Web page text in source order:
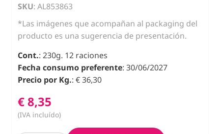
SKU: AL853863
*Las imágenes que acompañan al packaging del
producto es una sugerencia de presentación.
Cont.: 230g. 12 raciones
Fecha consumo preferente: 30/06/2027
Precio por Kg.: € 36,30
€ 8,35
(IVA incluído)